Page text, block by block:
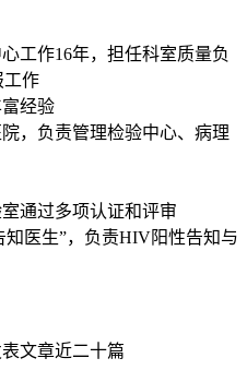
工作16年，担任科室质量负
工作
经验
，负责管理检验中心、病理
通过多项认证和评审
知医生”，负责HIV阳性告知与
文章近二十篇